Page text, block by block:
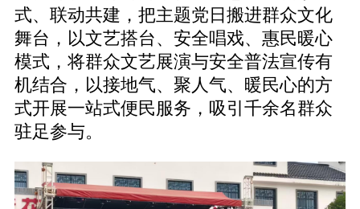
式、联动共建，把主题党日搬进群众文化
舞台，以文艺搭台、安全唱戏、惠民暖心
模式，将群众文艺展演与安全普法宣传有
机结合，以接地气、聚人气、暖民心的方
式开展一站式便民服务，吸引千余名群众
驻足参与。